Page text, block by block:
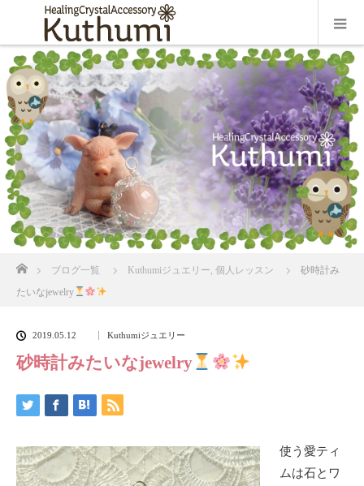
ブログ一覧 Kuthumiジュエリー, 個人レッスン
砂時計み
たいなjewelry
2019.05.12 Kuthumiジュエリー
砂時計みたいなjewelry
使う愛ティ
ムは石とワ